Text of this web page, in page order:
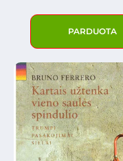
PARDUOTA